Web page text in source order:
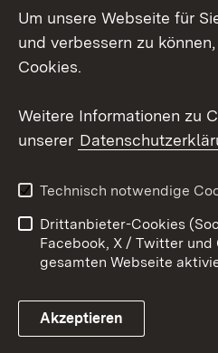
Facebook
Link zum Landesportal
Barrierefreiheit
Cookies
Um unsere Webseite für
und verbessern zu
Cookies.
Weitere Informationen zu
unserer
Technisch notwendige
Drittanbieter-Cookies
Facebook, X / Twitter
gesamten Webseite
Akzeptieren